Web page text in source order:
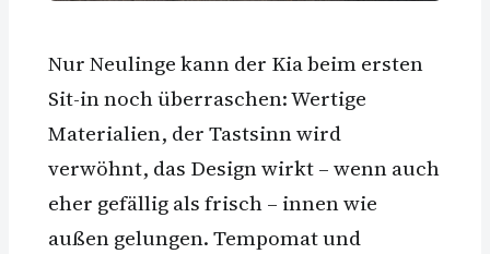
Nur Neulinge kann der Kia beim ersten
Sit-in noch überraschen: Wertige
Materialien, der Tastsinn wird
verwöhnt, das Design wirkt – wenn auch
eher gefällig als frisch – innen wie
außen gelungen. Tempomat und